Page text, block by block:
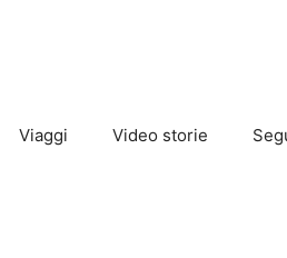
Viaggi Video storie